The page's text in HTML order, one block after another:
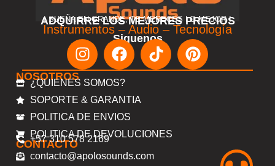
ADQUIRRE LOS MEJORES PRECIOS
! SUEÑA EN GRANDE, TE MERECES LO MEJOR !
Instrumentos – Audio – Tecnología
Siguenos
NOSOTROS
¿QUIENES SOMOS?
SOPORTE & GARANTIA
POLITICA DE ENVIOS
POLITICA DE DEVOLUCIONES
CONTACTO
+57 310 578 2169
contacto@apolosounds.com